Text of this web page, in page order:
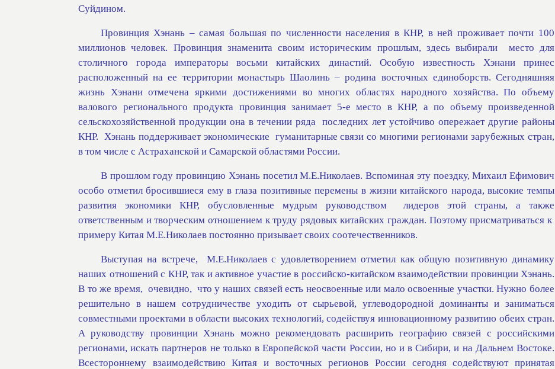
Суйдином.
Провинция Хэнань – самая большая по численности населения в КНР, в ней проживает почти 100
миллионов человек. Провинция знаменита своим историческим прошлым, здесь выбирали
место для
столичного города императоры восьми китайских династий. Особую известность Хэнани принес
расположенный на ее территории монастырь Шаолинь – родина восточных единоборств. Сегодняшняя
жизнь Хэнани отмечена яркими достижениями во многих областях народного хозяйства. По объему
валового регионального продукта провинция занимает 5-е место в КНР, а по объему произведенной
сельскохозяйственной продукции она в течении ряда
последних лет устойчиво опережает другие районы
КНР. Хэнань поддерживает экономические гуманитарные связи со многими регионами зарубежных стран,
в том числе с Астраханской и Самарской областями России.
В прошлом году провинцию Хэнань посетил М.Е.Николаев. Вспоминая эту поездку, Михаил Ефимович
особо отметил бросившиеся ему в глаза позитивные перемены в жизни китайского народа, высокие темпы
развития экономики КНР, обусловленные мудрым руководством
лидеров этой страны, а также
ответственным и творческим отношением к труду рядовых китайских граждан. Поэтому присматриваться к
примеру Китая М.Е.Николаев постоянно призывает своих соотечественников.
Выступая на встрече,
М.Е.Николаев с удовлетворением отметил как общую позитивную динамику
наших отношений с КНР, так и активное участие в российско-китайском взаимодействии провинции Хэнань.
В то же время, очевидно, что у наших связей есть неосвоенные или мало освоенные участки. Нужно более
решительно в нашем сотрудничестве уходить от сырьевой, углеводородной доминанты и заниматься
совместными проектами в области высоких технологий, содействуя инновационному развитию обеих стран.
А руководству провинции Хэнань можно рекомендовать расширить географию связей с российскими
регионами, искать партнеров не только в Европейской части России, но и в Сибири, и на Дальнем Востоке.
Всестороннему взаимодействию Китая и восточных регионов России сегодня содействуют принятая